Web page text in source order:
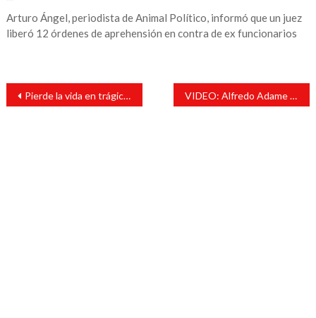
Arturo Ángel, periodista de Animal Político, informó que un juez
liberó 12 órdenes de aprehensión en contra de ex funcionarios
Navegación
entradas
Pierde la vida en trágico accidente acciedente vial oficial secretario de la FGE VIDEO: Alfredo Adame asegura que el AUDIO está editado, y que los 40 millones son de cubrebocas